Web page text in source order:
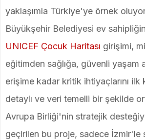
yaklaşımla Türkiye'ye örnek
Büyükşehir Belediyesi ev
UNICEF Çocuk Haritası girişimi,
eğitimden sağlığa, güvenli yaşam
erişime kadar kritik ihtiyaçlarını ilk
detaylı ve veri temelli bir şekilde
Avrupa Birliği'nin stratejik
geçirilen bu proje, sadece İzmir'le